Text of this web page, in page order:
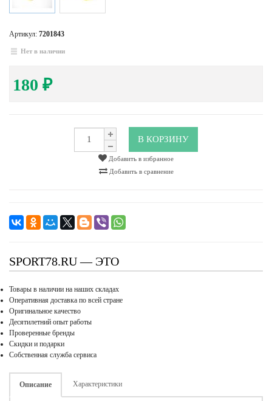
Артикул: 7201843
Нет в наличии
180 ₽
В КОРЗИНУ
Добавить в избранное
Добавить в сравнение
SPORT78.RU — ЭТО
Товары в наличии на наших складах
Оперативная доставка по всей стране
Оригинальное качество
Десятилетний опыт работы
Проверенные бренды
Скидки и подарки
Собственная служба сервиса
Описание Характеристики